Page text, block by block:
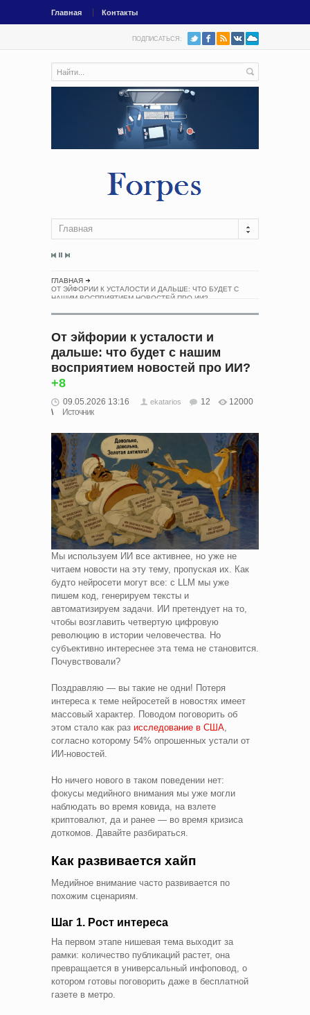
Главная Контакты
ПОДПИСАТЬСЯ:
Главная
ГЛАВНАЯ
ОТ ЭЙФОРИИ К УСТАЛОСТИ И ДАЛЬШЕ: ЧТО БУДЕТ С
НАШИМ ВОСПРИЯТИЕМ НОВОСТЕЙ ПРО ИИ?
От эйфории к усталости и
дальше: что будет с нашим
восприятием новостей про ИИ?
+8
09.05.2026 13:16 ekatarios 12
12000
Источник
Мы используем ИИ все активнее, но уже не
читаем новости на эту тему, пропуская их. Как
будто нейросети могут все: с LLM мы уже
пишем код, генерируем тексты и
автоматизируем задачи. ИИ претендует на то,
чтобы возглавить четвертую цифровую
революцию в истории человечества. Но
субъективно интереснее эта тема не становится.
Почувствовали?
Поздравляю — вы такие не одни! Потеря
интереса к теме нейросетей в новостях имеет
массовый характер. Поводом поговорить об
этом стало как раз исследование в США,
согласно которому 54% опрошенных устали от
ИИ-новостей.
Но ничего нового в таком поведении нет:
фокусы медийного внимания мы уже могли
наблюдать во время ковида, на взлете
криптовалют, да и ранее — во время кризиса
доткомов. Давайте разбираться.
Как развивается хайп
Медийное внимание часто развивается по
похожим сценариям.
Шаг 1. Рост интереса
На первом этапе нишевая тема выходит за
рамки: количество публикаций растет, она
превращается в универсальный инфоповод, о
котором готовы поговорить даже в бесплатной
газете в метро.